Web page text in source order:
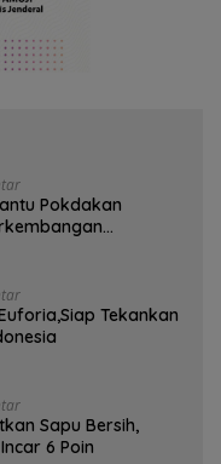
Pokdakan
Tekankan
Sapu Bersih,
6 Poin